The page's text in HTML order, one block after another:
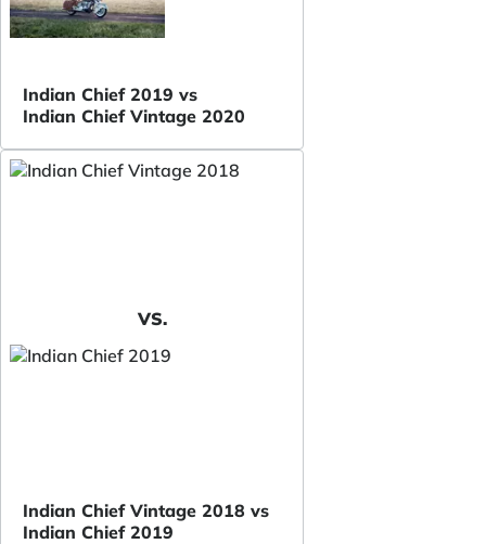
Indian Chief 2019 vs
Indian Chief Vintage 2020
VS.
Indian Chief Vintage 2018 vs
Indian Chief 2019